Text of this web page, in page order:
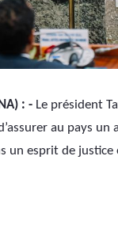
: - Le président
au pays un
un esprit de